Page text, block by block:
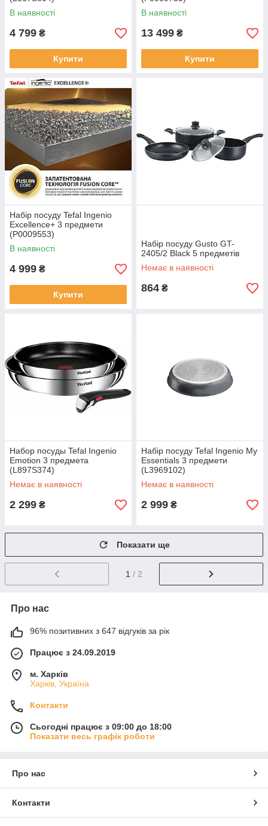
В наявності
4 799 ₴
Купити
В наявності
13 499 ₴
Купити
Набір посуду Tefal Ingenio
Exсellence+ 3 предмети
(P0009553)
В наявності
4 999 ₴
Купити
Набір посуду Gusto GT-
2405/2 Black 5 предметів
Немає в наявності
864 ₴
Набор посуды Tefal Ingenio
Emotion 3 предмета
(L897S374)
Немає в наявності
2 299 ₴
Набір посуду Tefal Ingenio My
Essentials 3 предмети
(L3969102)
Немає в наявності
2 999 ₴
Показати ще
1 / 2
Про нас
96% позитивних з 647 відгуків за рік
Працює з 24.09.2019
м. Харків
Харків, Україна
Контакти
Сьогодні працює з 09:00 до 18:00
Показати весь графік роботи
Про нас
Контакти